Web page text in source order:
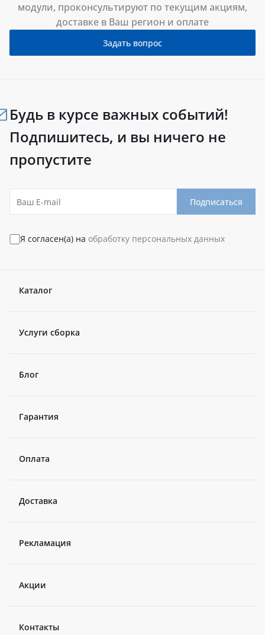
модули, проконсультируют по текущим акциям,
доставке в Ваш регион и оплате
Задать вопрос
Будь в курсе важных событий!
Подпишитесь, и вы ничего не
пропустите
Подписаться
Я согласен(а) на обработку персональных данных
Каталог
Услуги сборка
Блог
Гарантия
Оплата
Доставка
Рекламация
Акции
Контакты